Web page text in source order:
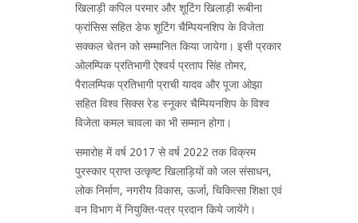
खिलाड़ी कपिल परमार और शूटिंग खिलाड़ी रूबीना
फ्रांसिस सहित डेफ शूटिंग चैम्पियनशिप के विजेता
सक्कल चेतन को सम्मानित किया जायेगा। इसी प्रकार
ओलम्पिक प्रतिभागी ऐश्वर्य प्रताप सिंह तोमर,
पैरालम्पिक प्रतिभागी प्राची यादव और पूजा ओझा
सहित विश्व सिक्स रेड स्नूकर चैम्पियनशिप के विश्व
विजेता कमल चावला का भी सम्मान होगा।
समारोह में वर्ष 2017 से वर्ष 2022 तक विक्रम
पुरस्कार प्राप्त उत्कृष्ट खिलाड़ियों को जल संसाधन,
लोक निर्माण, नगरीय विकास, ऊर्जा, चिकित्सा शिक्षा एवं
वन विभाग में नियुक्ति-पत्र प्रदान किये जायेंगे।